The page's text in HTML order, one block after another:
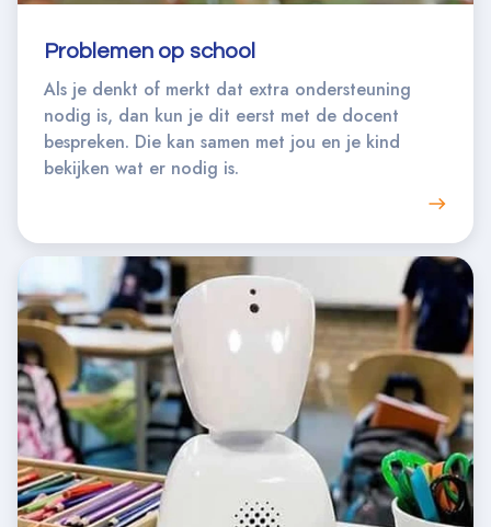
Problemen op school
Als je denkt of merkt dat extra ondersteuning
nodig is, dan kun je dit eerst met de docent
bespreken. Die kan samen met jou en je kind
bekijken wat er nodig is.